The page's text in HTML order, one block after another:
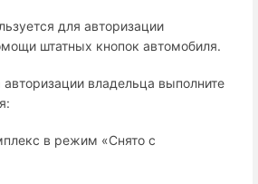
для авторизации
штатных кнопок автомобиля.
владельца выполните
в режим «Снято с